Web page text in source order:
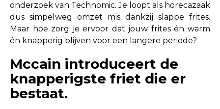
onderzoek van Technomic. Je loopt als horecazaak
dus simpelweg omzet mis dankzij slappe frites.
Maar hoe zorg je ervoor dat jouw frites én warm
én knapperig blijven voor een langere periode?
Mccain introduceert de
knapperigste friet die er
bestaat.